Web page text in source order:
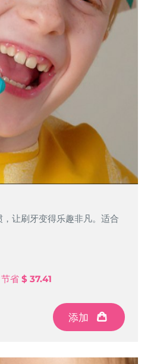
让刷牙变得乐趣非凡。适合
节省 $ 37.41
添加
让刷牙变得乐趣非凡。适合
节省 $ 37.41
添加
让刷牙变得乐趣非凡。适合
节省 $ 37.41
添加